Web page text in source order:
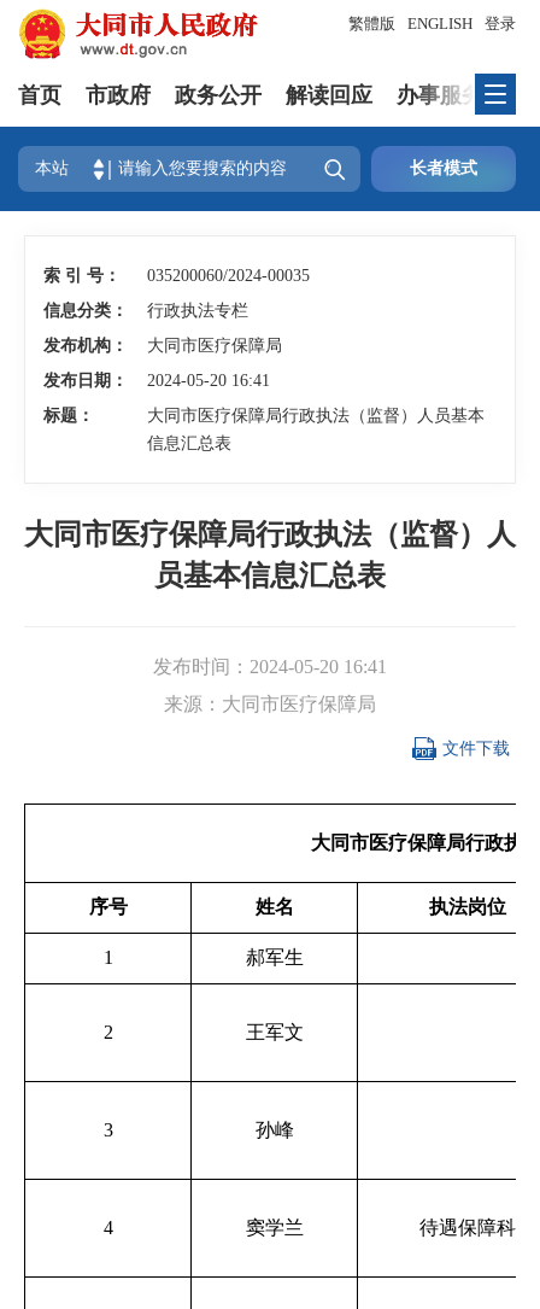
登录
繁體版 ENGLISH
首页 市政府 政务公开 解读回应 办事服务
本站  长者模式
索 引 号：
035200060/2024-00035
信息分类：
行政执法专栏
发布机构：
大同市医疗保障局
发布日期：
2024-05-20 16:41
标题：
大同市医疗保障局行政执法（监督）人员基本
信息汇总表
大同市医疗保障局行政执法（监督）人
员基本信息汇总表
发布时间： 2024-05-20 16:41
来源： 大同市医疗保障局
 文件下载
大同市医疗保障局行政执
序号 姓名 执法岗位
1 郝军生
2 王军文
3 孙峰
4 窦学兰 待遇保障科